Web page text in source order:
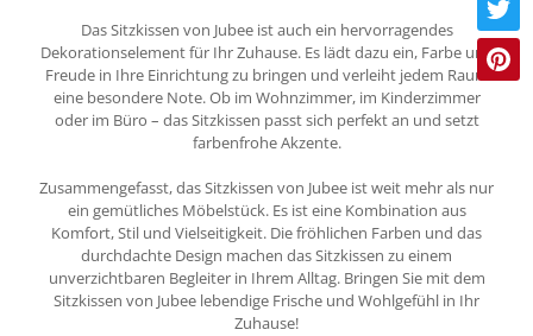
Das Sitzkissen von Jubee ist auch ein hervorragendes
Dekorationselement für Ihr Zuhause. Es lädt dazu ein, Farbe und
Freude in Ihre Einrichtung zu bringen und verleiht jedem Raum
eine besondere Note. Ob im Wohnzimmer, im Kinderzimmer
oder im Büro – das Sitzkissen passt sich perfekt an und setzt
farbenfrohe Akzente.
Zusammengefasst, das Sitzkissen von Jubee ist weit mehr als nur
ein gemütliches Möbelstück. Es ist eine Kombination aus
Komfort, Stil und Vielseitigkeit. Die fröhlichen Farben und das
durchdachte Design machen das Sitzkissen zu einem
unverzichtbaren Begleiter in Ihrem Alltag. Bringen Sie mit dem
Sitzkissen von Jubee lebendige Frische und Wohlgefühl in Ihr
Zuhause!